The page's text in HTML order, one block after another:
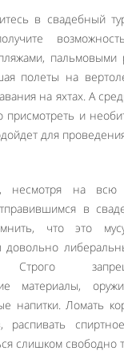
в свадебный
пальмовыми
полеты на
на яхтах. А
присмотреть и
для
на всю
в
что это
довольно
Строго
материалы,
напитки. Ломать
распивать
слишком свободно